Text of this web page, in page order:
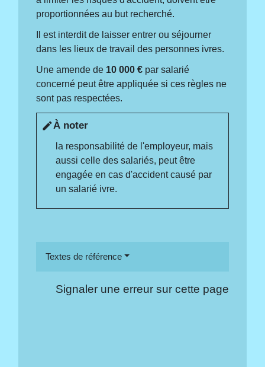
proportionnées au but recherché.
Il est interdit de laisser entrer ou séjourner
dans les lieux de travail des personnes ivres.
Une amende de 10 000 € par salarié
concerné peut être appliquée si ces règles ne
sont pas respectées.
editÀ noter
la responsabilité de l'employeur, mais
aussi celle des salariés, peut être
engagée en cas d'accident causé par
un salarié ivre.
Textes de référence
Signaler une erreur sur cette page